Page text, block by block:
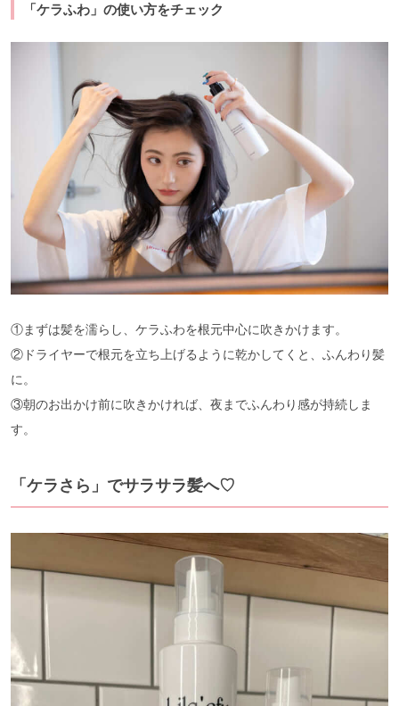
「ケラふわ」の使い方をチェック
①まずは髪を濡らし、ケラふわを根元中心に吹きかけます。
②ドライヤーで根元を立ち上げるように乾かしてくと、ふんわり髪
に。
③朝のお出かけ前に吹きかければ、夜までふんわり感が持続しま
す。
「ケラさら」でサラサラ髪へ♡